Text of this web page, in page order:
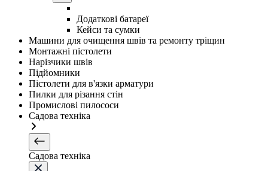
Додаткові батареї
Кейси та сумки
Машини для очищення швів та ремонту тріщин
Монтажні пістолети
Нарізчики швів
Підйомники
Пістолети для в'язки арматури
Пилки для різання стін
Промислові пилососи
Садова техніка
Садова техніка